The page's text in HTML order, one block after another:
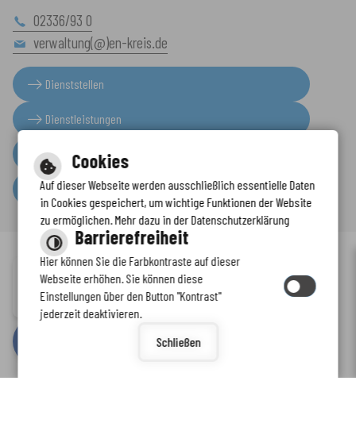
02336/93 0
verwaltung(@)en-kreis.de
Dienststellen
Dienstleistungen
Presseinformationen
Serviceportal
Inhalt-Impressum-Datenschutzerklärung Kontaktformular -
Barrierefreiheit
bycm citymedia GmbH
Immer auf dem neuesten Stand
www.enkreis.de möchte Ihnen Benachrichtigungen senden
Cookies
Auf dieser Webseite werden ausschließlich essentielle Daten
in Cookies gespeichert, um wichtige Funktionen der Website
zu ermöglichen. Mehr dazu in der Datenschutzerklärung
Barrierefreiheit
Hier können Sie die Farbkontraste auf dieser
Webseite erhöhen. Sie können diese
Einstellungen über den Button "Kontrast"
jederzeit deaktivieren.
Schließen